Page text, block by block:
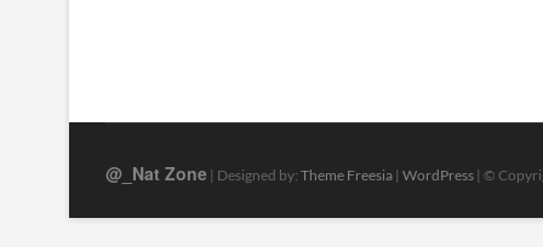
@_Nat Zone | Designed by: Theme Freesia | WordPress | ©